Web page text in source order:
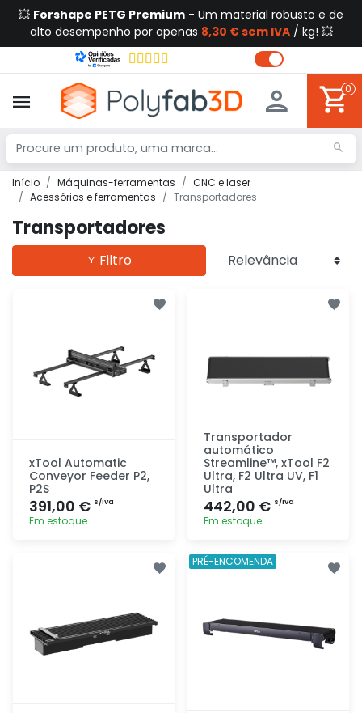
💥 Forshape PETG Premium - Um material robusto e de
alto desempenho por apenas 8,30 € sem IVA/ kg! 💥
0
Início Máquinas-ferramentas
CNC e laser
Acessórios e ferramentas
Transportadores
Transportadores
Filtro
xTool Automatic
Conveyor Feeder P2,
P2S
391,00 € s/iva
Em estoque
Transportador
automático
Streamline™, xTool F2
Ultra, F2 Ultra UV, F1
Ultra
442,00 € s/iva
Em estoque
Adicionar
rapidamente
PRÉ-ENCOMENDA